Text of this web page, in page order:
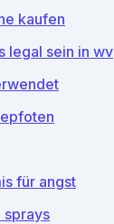
kaufen
legal sein in wv
für angst
sprays